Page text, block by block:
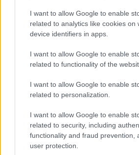
I want to allow Google to enable
related to analytics like cookies on
device identifiers in apps.
I want to allow Google to enable
related to functionality of the
I want to allow Google to enable
related to personalization.
I want to allow Google to enable
related to security, including
functionality and fraud prevention,
user protection.